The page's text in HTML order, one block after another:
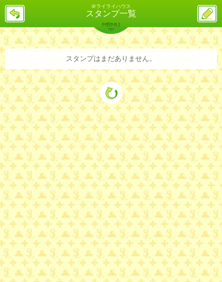
＠ライライハウス
スタンプ一覧
戻
ス
投
稿
バックナンバー 詳細検索 ランキング
MENU
スタンプはまだありません。